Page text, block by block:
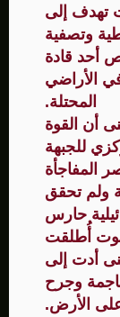
تهدف إلى
وتصفية
أحد قادة
الأراضي
المحتلة.
أن القوة
للجبهة
المفاجأة
ولم تحقق
حارس
أُطلقت
أدت إلى
وجرح
الأرض.